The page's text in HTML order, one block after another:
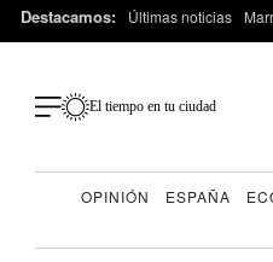
Destacamos: Últimas noticias
El tiempo en tu ciudad
OPINIÓN ESPAÑA